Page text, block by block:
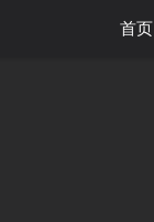
首页